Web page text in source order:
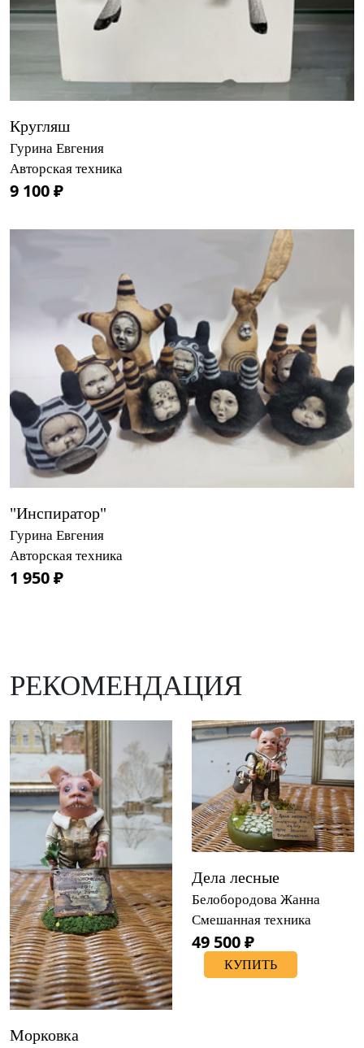
Кругляш
Гурина Евгения
Авторская техника
9 100 ₽
"Инспиратор"
Гурина Евгения
Авторская техника
1 950 ₽
РЕКОМЕНДАЦИЯ
Морковка
Дела лесные
Белобородова Жанна
Смешанная техника
49 500 ₽
КУПИТЬ